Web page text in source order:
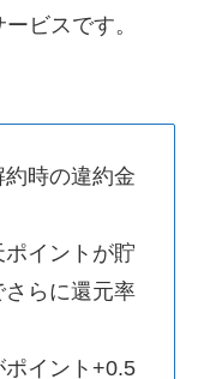
ビスです。
約時の違約金
ポイントが貯
さらに還元率
ポイント+0.5